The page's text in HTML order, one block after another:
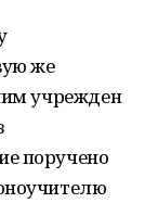
же
учрежден
поручено